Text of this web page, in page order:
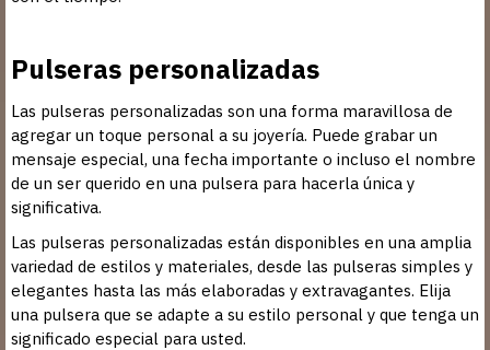
Pulseras personalizadas
Las pulseras personalizadas son una forma maravillosa de
agregar un toque personal a su joyería. Puede grabar un
mensaje especial, una fecha importante o incluso el nombre
de un ser querido en una pulsera para hacerla única y
significativa.
Las pulseras personalizadas están disponibles en una amplia
variedad de estilos y materiales, desde las pulseras simples y
elegantes hasta las más elaboradas y extravagantes. Elija
una pulsera que se adapte a su estilo personal y que tenga un
significado especial para usted.